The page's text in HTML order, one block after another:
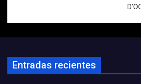
Entradas recientes